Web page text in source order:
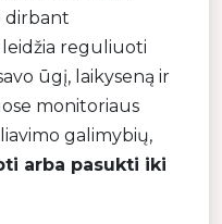
dirbant
reguliuoti
ūgį, laikyseną ir
monitoriaus
galimybių,
arba pasukti iki